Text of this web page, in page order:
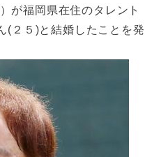
が福岡県在住のタレント
(２５)と結婚したことを発